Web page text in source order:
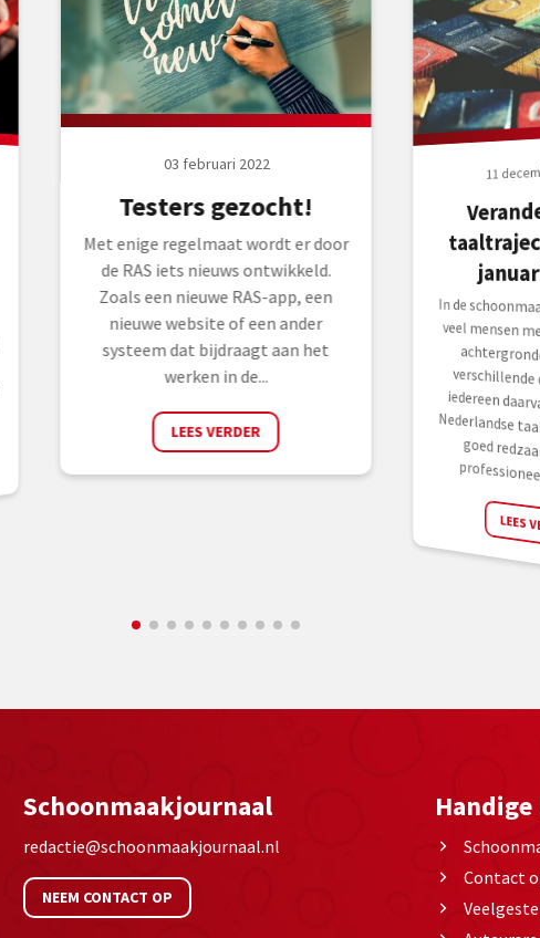
03 februari 2022
Testers gezocht!
Met enige regelmaat wordt er door
de RAS iets nieuws ontwikkeld.
Zoals een nieuwe RAS-app, een
nieuwe website of een ander
systeem dat bijdraagt aan het
werken in de...
LEES VERDER
11
In de
veel mensen
iedereen
Nederlandse
goed
LEES
Schoonmaakjournaal
redactie@schoonmaakjournaal.nl
NEEM CONTACT OP
Contact